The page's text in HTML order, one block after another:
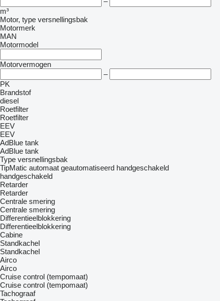
m³
Motor, type versnellingsbak
Motormerk
MAN
Motormodel
Motorvermogen
–
PK
Brandstof
diesel
Roetfilter
Roetfilter
EEV
EEV
AdBlue tank
AdBlue tank
Type versnellingsbak
TipMatic automaat geautomatiseerd handgeschakeld
handgeschakeld
Retarder
Retarder
Centrale smering
Centrale smering
Differentieelblokkering
Differentieelblokkering
Cabine
Standkachel
Standkachel
Airco
Airco
Cruise control (tempomaat)
Cruise control (tempomaat)
Tachograaf